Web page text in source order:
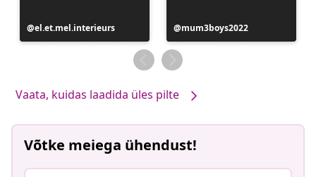
Postitus
avaldatud
el.et.mel.interieurs
Postitus
avaldatud
mum3boys2022
Vaata, kuidas laadida üles pilte
Võtke meiega ühendust!